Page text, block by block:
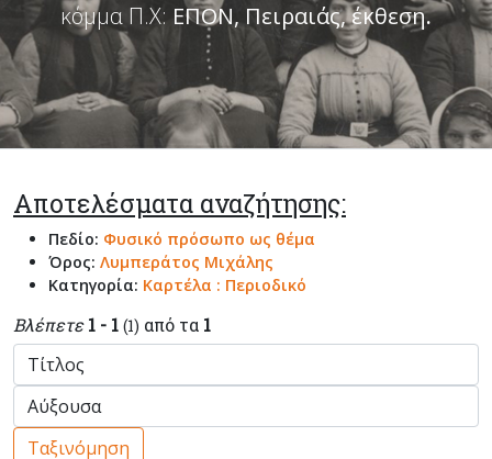
κόμμα Π.Χ: ΕΠΟΝ, Πειραιάς, έκθεση.
Αποτελέσματα αναζήτησης:
Πεδίο: Φυσικό πρόσωπο ως θέμα
Όρος: Λυμπεράτος Μιχάλης
Κατηγορία: Καρτέλα : Περιοδικό
Βλέπετε 1 - 1 (1) από τα 1
Ταξινόμηση